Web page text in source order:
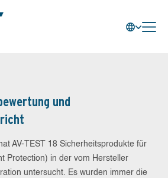
und
AV-TEST 18 Sicherheitsprodukte für
Protection) in der vom Hersteller
untersucht. Es wurden immer die